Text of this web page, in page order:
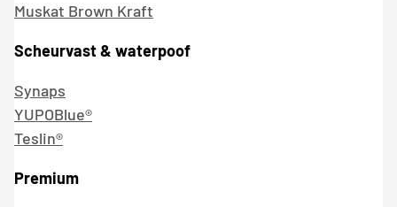
Muskat Brown Kraft
Scheurvast & waterpoof
Synaps
YUPOBlue®
Teslin®
Premium